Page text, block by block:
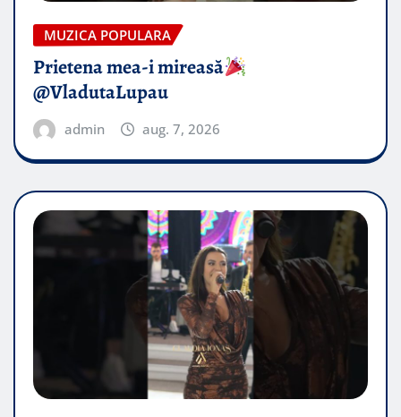
MUZICA POPULARA
Prietena mea-i mireasă​
@VladutaLupau
admin aug. 7, 2026